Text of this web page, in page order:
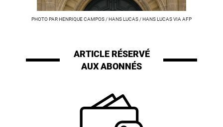
PHOTO PAR HENRIQUE CAMPOS / HANS LUCAS / HANS LUCAS VIA AFP
ARTICLE RÉSERVÉ
AUX ABONNÉS